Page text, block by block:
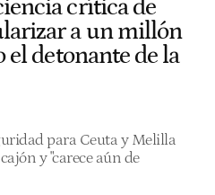
crítica de
a un millón
el detonante de la
para Ceuta y Melilla
y "carece aún de